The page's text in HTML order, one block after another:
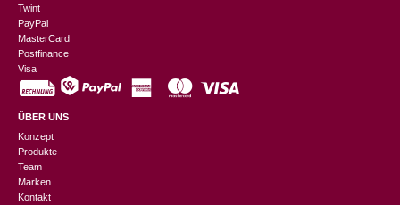
Twint
PayPal
MasterCard
Postfinance
Visa
ÜBER UNS
Konzept
Produkte
Team
Marken
Kontakt